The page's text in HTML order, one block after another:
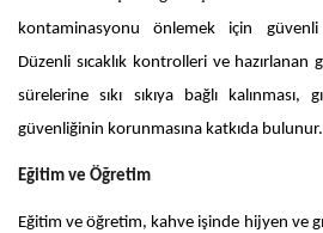
kontaminasyonu önlemek için güvenli
Düzenli sıcaklık kontrolleri ve hazırlanan
sürelerine sıkı sıkıya bağlı
güvenliğinin korunmasına katkıda bulunur.
Eğitim ve Öğretim
Eğitim ve öğretim, kahve işinde hijyen ve